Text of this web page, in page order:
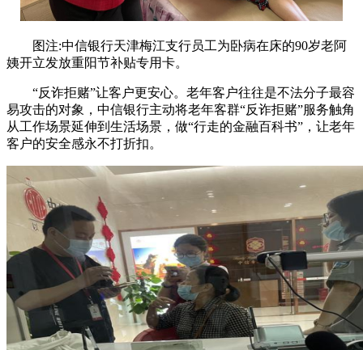
图注:中信银行天津梅江支行员工为卧病在床的90岁老阿
姨开立发放重阳节补贴专用卡。
“反诈拒赌”让客户更安心。老年客户往往是不法分子最容
易攻击的对象，中信银行主动将老年客群“反诈拒赌”服务触角
从工作场景延伸到生活场景，做“行走的金融百科书”，让老年
客户的安全感永不打折扣。